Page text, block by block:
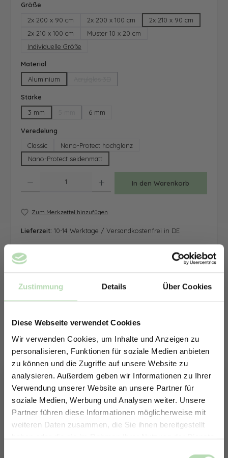
Zustimmung Details Über Cookies
Diese Webseite verwendet Cookies
Wir verwenden Cookies, um Inhalte und Anzeigen zu
personalisieren, Funktionen für soziale Medien anbieten
zu können und die Zugriffe auf unsere Website zu
analysieren. Außerdem geben wir Informationen zu Ihrer
Verwendung unserer Website an unsere Partner für
soziale Medien, Werbung und Analysen weiter. Unsere
Partner führen diese Informationen möglicherweise mit
weiteren Daten zusammen, die Sie ihnen bereitgestellt
haben oder die sie im Rahmen Ihrer Nutzung der Dienste
Größe
2x 200 x 90 cm
2x 200 x 100 cm
2x 210 x 90 cm
2x 210 x 100 cm
Muster 10 x 20 cm
Individuelle Größe
Material
Aluminium
Stärke
3 mm
(Diese Option ist zurzeit nicht verfügbar.)
6 mm
Veredelung
Classic
Nano-Protect hochglanz
Nano-Protect seidenmatt
In den Warenkorb
Zum Merkzettel hinzufügen
Lieferzeit: 10-14 Werktage / Versandkostenfrei in DE
ERHALTE 5% RABATT AUF
DEINE RÜCKWÄNDE